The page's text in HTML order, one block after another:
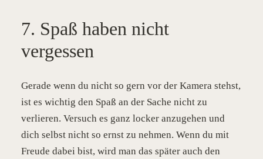
7. Spaß haben nicht
vergessen
Gerade wenn du nicht so gern vor der Kamera stehst,
ist es wichtig den Spaß an der Sache nicht zu
verlieren. Versuch es ganz locker anzugehen und
dich selbst nicht so ernst zu nehmen. Wenn du mit
Freude dabei bist, wird man das später auch den